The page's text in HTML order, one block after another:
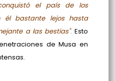
el país de los
él bastante lejos hasta
a las bestias". Esto
de Musa en